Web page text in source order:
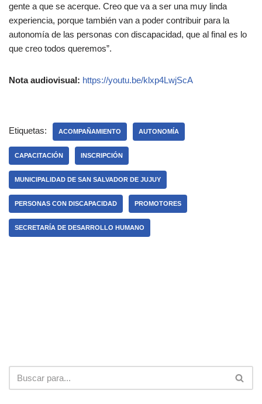
gente a que se acerque. Creo que va a ser una muy linda
experiencia, porque también van a poder contribuir para la
autonomía de las personas con discapacidad, que al final es lo
que creo todos queremos”.
Nota audiovisual: https://youtu.be/klxp4LwjScA
Etiquetas: ACOMPAÑAMIENTO AUTONOMÍA
CAPACITACIÓN INSCRIPCIÓN
MUNICIPALIDAD DE SAN SALVADOR DE JUJUY
PERSONAS CON DISCAPACIDAD PROMOTORES
SECRETARÍA DE DESARROLLO HUMANO